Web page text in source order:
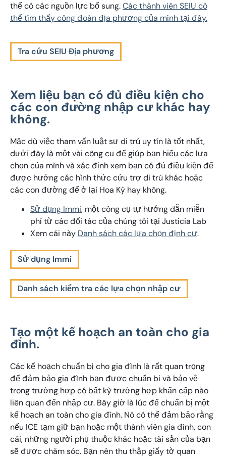
thể có các nguồn lực bổ sung.Các thành viên SEIU có
thể tìm thấy công đoàn địa phương của mình tại đây.
Tra cứu SEIU Địa phương
Xem liệu bạn có đủ điều kiện cho
các con đường nhập cư khác hay
không.
Mặc dù việc tham vấn luật sư di trú uy tín là tốt nhất,
dưới đây là một vài công cụ để giúp bạn hiểu các lựa
chọn của mình và xác định xem bạn có đủ điều kiện để
được hưởng các hình thức cứu trợ di trú khác hoặc
các con đường để ở lại Hoa Kỳ hay không.
Sử dụng Immi, một công cụ tự hướng dẫn miễn
phí từ các đối tác của chúng tôi tại Justicia Lab
Xem cái này Danh sách các lựa chọn định cư.
Sử dụng Immi
Danh sách kiểm tra các lựa chọn nhập cư
Tạo một kế hoạch an toàn cho gia
đình.
Các kế hoạch chuẩn bị cho gia đình là rất quan trọng
để đảm bảo gia đình bạn được chuẩn bị và bảo vệ
trong trường hợp có bất kỳ trường hợp khẩn cấp nào
liên quan đến nhập cư. Bây giờ là lúc để chuẩn bị một
kế hoạch an toàn cho gia đình. Nó có thể đảm bảo rằng
nếu ICE tạm giữ bạn hoặc một thành viên gia đình, con
cái, những người phụ thuộc khác hoặc tài sản của bạn
sẽ được chăm sóc. Bạn nên thu thập giấy tờ quan